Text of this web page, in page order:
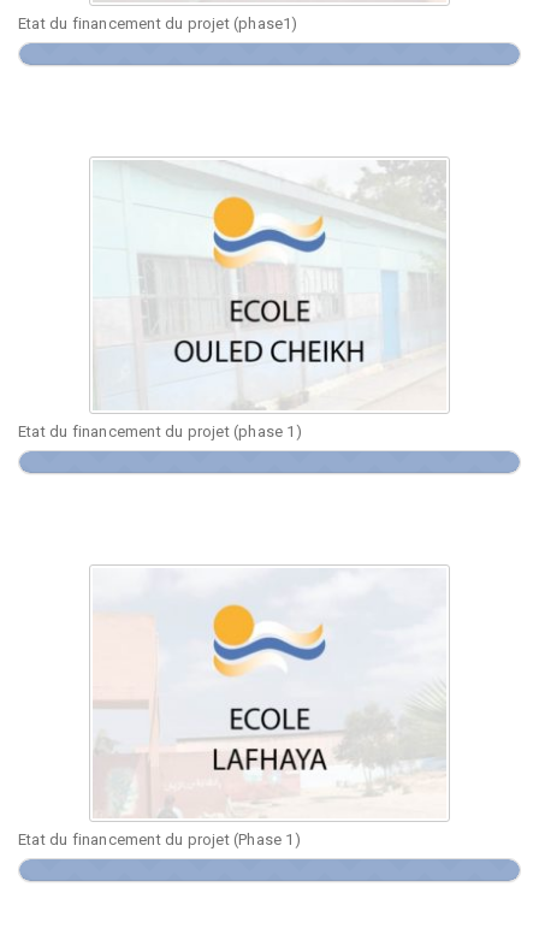
Etat du financement du projet (phase1)
Etat du financement du projet (phase 1)
Etat du financement du projet (Phase 1)